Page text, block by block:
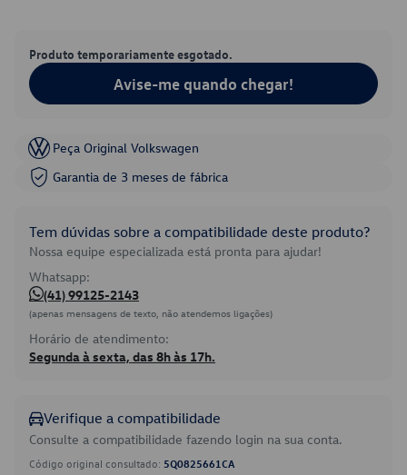
Produto temporariamente esgotado.
Avise-me quando chegar!
Peça Original Volkswagen
Garantia de 3 meses de fábrica
Tem dúvidas sobre a compatibilidade deste produto?
Nossa equipe especializada está pronta para ajudar!
Whatsapp:
(41) 99125-2143
(apenas mensagens de texto, não atendemos ligações)
Horário de atendimento:
Segunda à sexta, das 8h às 17h.
Verifique a compatibilidade
Consulte a compatibilidade fazendo login na sua conta.
Código original consultado: 5Q0825661CA